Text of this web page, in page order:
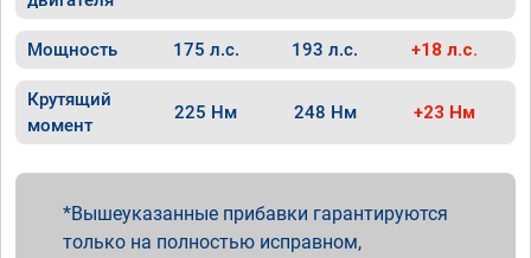
Мощность 175 л.с. 193 л.с. +18 л.с.
Крутящий
момент
225 Нм 248 Нм +23 Нм
Вышеуказанные прибавки гарантируются
только на полностью исправном,